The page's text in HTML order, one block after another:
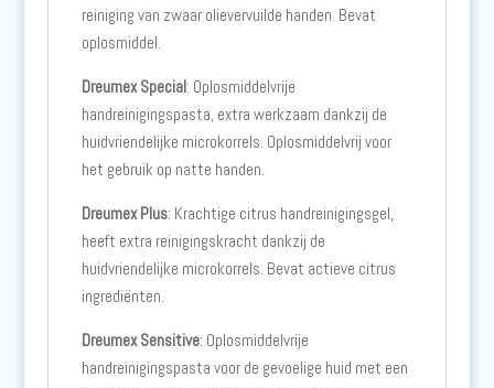
reiniging van zwaar olievervuilde handen. Bevat
oplosmiddel.
Dreumex Special: Oplosmiddelvrije
handreinigingspasta, extra werkzaam dankzij de
huidvriendelijke microkorrels. Oplosmiddelvrij voor
het gebruik op natte handen.
Dreumex Plus: Krachtige citrus handreinigingsgel,
heeft extra reinigingskracht dankzij de
huidvriendelijke microkorrels. Bevat actieve citrus
ingrediënten.
Dreumex Sensitive: Oplosmiddelvrije
handreinigingspasta voor de gevoelige huid met een